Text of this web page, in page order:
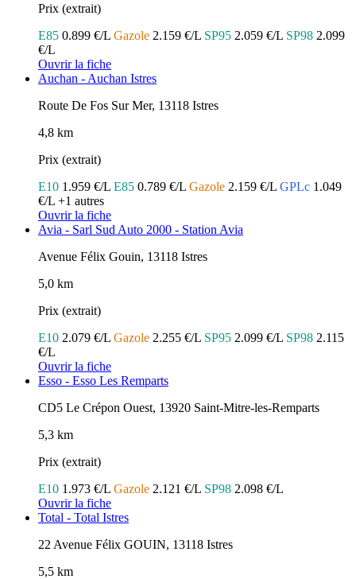
Prix (extrait)
E85 0.899 €/L Gazole 2.159 €/L SP95 2.059 €/L SP98 2.099
€/L
Ouvrir la fiche
Auchan - Auchan Istres
Route De Fos Sur Mer, 13118 Istres
4,8 km
Prix (extrait)
E10 1.959 €/L E85 0.789 €/L Gazole 2.159 €/L GPLc 1.049
€/L +1 autres
Ouvrir la fiche
Avia - Sarl Sud Auto 2000 - Station Avia
Avenue Félix Gouin, 13118 Istres
5,0 km
Prix (extrait)
E10 2.079 €/L Gazole 2.255 €/L SP95 2.099 €/L SP98 2.115
€/L
Ouvrir la fiche
Esso - Esso Les Remparts
CD5 Le Crépon Ouest, 13920 Saint-Mitre-les-Remparts
5,3 km
Prix (extrait)
E10 1.973 €/L Gazole 2.121 €/L SP98 2.098 €/L
Ouvrir la fiche
Total - Total Istres
22 Avenue Félix GOUIN, 13118 Istres
5,5 km